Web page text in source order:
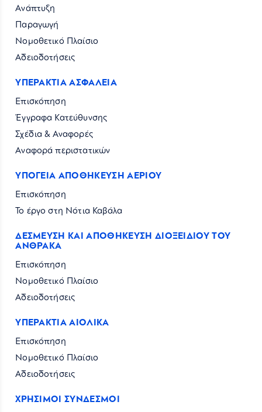
Ανάπτυξη
Παραγωγή
Νομοθετικό Πλαίσιο
Αδειοδοτήσεις
ΥΠΕΡΑΚΤΙΑ ΑΣΦΑΛΕΙΑ
Επισκόπηση
Έγγραφα Κατεύθυνσης
Σχέδια & Αναφορές
Αναφορά περιστατικών
ΥΠΟΓΕΙΑ ΑΠΟΘΗΚΕΥΣΗ ΑΕΡΙΟΥ
Επισκόπηση
Το έργο στη Νότια Καβάλα
ΔΕΣΜΕΥΣΗ ΚΑΙ ΑΠΟΘΗΚΕΥΣΗ ΔΙΟΞΕΙΔΙΟΥ ΤΟΥ
ΑΝΘΡΑΚΑ
Επισκόπηση
Νομοθετικό Πλαίσιο
Αδειοδοτήσεις
ΥΠΕΡΑΚΤΙΑ ΑΙΟΛΙΚΑ
Επισκόπηση
Νομοθετικό Πλαίσιο
Αδειοδοτήσεις
ΧΡΗΣΙΜΟΙ ΣΥΝΔΕΣΜΟΙ